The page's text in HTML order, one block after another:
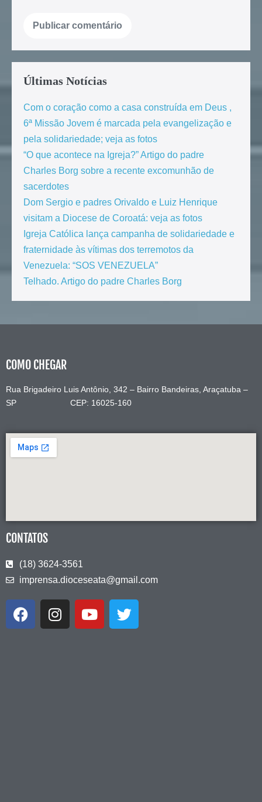
Últimas Notícias
Com o coração como a casa construída em Deus ,
6ª Missão Jovem é marcada pela evangelização e
pela solidariedade; veja as fotos
“O que acontece na Igreja?” Artigo do padre
Charles Borg sobre a recente excomunhão de
sacerdotes
Dom Sergio e padres Orivaldo e Luiz Henrique
visitam a Diocese de Coroatá: veja as fotos
Igreja Católica lança campanha de solidariedade e
fraternidade às vítimas dos terremotos da
Venezuela: “SOS VENEZUELA”
Telhado. Artigo do padre Charles Borg
COMO CHEGAR
Rua Brigadeiro Luis Antônio, 342 – Bairro Bandeiras, Araçatuba –
SP CEP: 16025-160
CONTATOS
(18) 3624-3561
imprensa.dioceseata@gmail.com